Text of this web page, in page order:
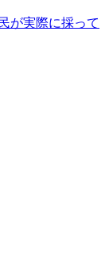
が実際に採って